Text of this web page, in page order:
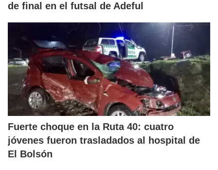
de final en el futsal de Adeful
Fuerte choque en la Ruta 40: cuatro
jóvenes fueron trasladados al hospital de
El Bolsón